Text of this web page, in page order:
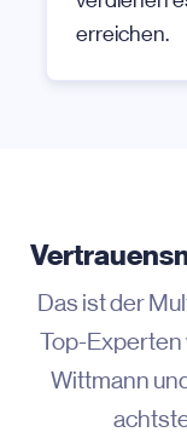
erreichen.
Das ist der
Top-Experten
Wittmann